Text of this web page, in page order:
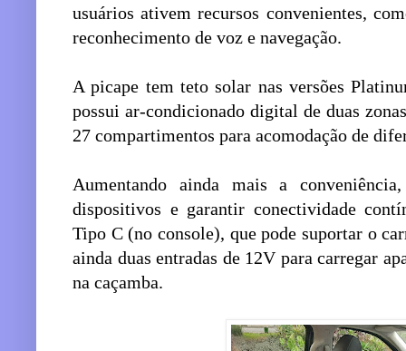
usuários ativem recursos convenientes,
reconhecimento de voz e navegação.
A picape tem teto solar nas versões
possui ar-condicionado digital de duas
27 compartimentos para acomodação de
Aumentando ainda mais a
dispositivos e garantir conectividade
Tipo C (no console), que pode suportar o
ainda duas entradas de 12V para carregar
na caçamba.